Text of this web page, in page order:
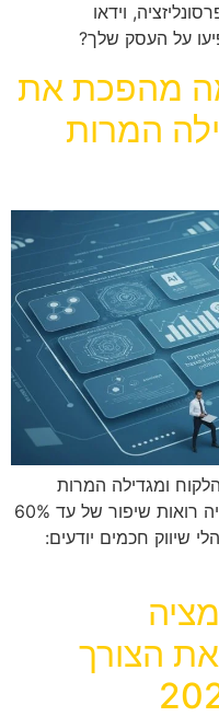
וידאו
על העסק שלך?
מהפכת את
המרות
ומגדילה המרות
ב-2025. חברות שמיישמות אוטומציה רואות שיפור של עד 60%
שיווק חכמים יודעים:
הצורך